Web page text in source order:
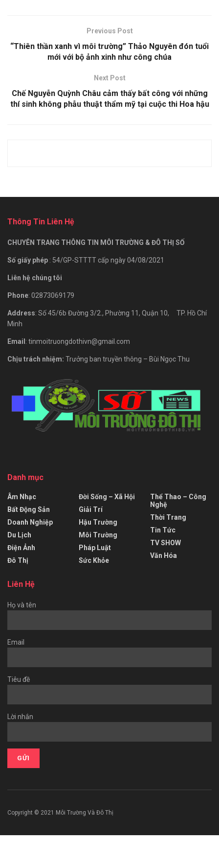
Previous Post
“Thiên thần xanh vì môi trường” Thảo Nguyên đón tuổi
mới với bộ ảnh xinh như công chúa
Next Post
Chế Nguyễn Quỳnh Châu cảm thấy bất công với những
thí sinh không phẫu thuật thẩm mỹ tại cuộc thi Hoa hậu
Thông Tin Liên Hệ
CHUYÊN TRANG THÔNG TIN MÔI TRƯỜNG & ĐÔ THỊ SỐ
Số giấy phép : 54/GP-STTTT cấp ngày 04/08/2021
Liên hệ chúng tôi
Phone: 02873069179
Address: Số 45/6b Đường 3/2., Phường 11, Quận 10, TP. Hồ Chí
Minh
Email : tinmoitruongdothivn@gmail.com
Chịu trách nhiệm: Trưởng ban truyền thông – Bùi Ngọc Thu
Danh mục
Âm Nhạc
Bất Động Sản
Doanh Nghiệp
Du Lịch
Điện Ảnh
Đô Thị
Đời Sống – Xã Hội
Giải Trí
Hậu Trường
Môi Trường
Pháp Luật
Sức Khỏe
Thể Thao – Công
Nghệ
Thời Trang
Tin Tức
TV SHOW
Văn Hóa
Liên Hệ
Họ và tên
Email
Tiêu đề
Lời nhắn
Copyright © 2021 Môi Trường Và Đô Thị